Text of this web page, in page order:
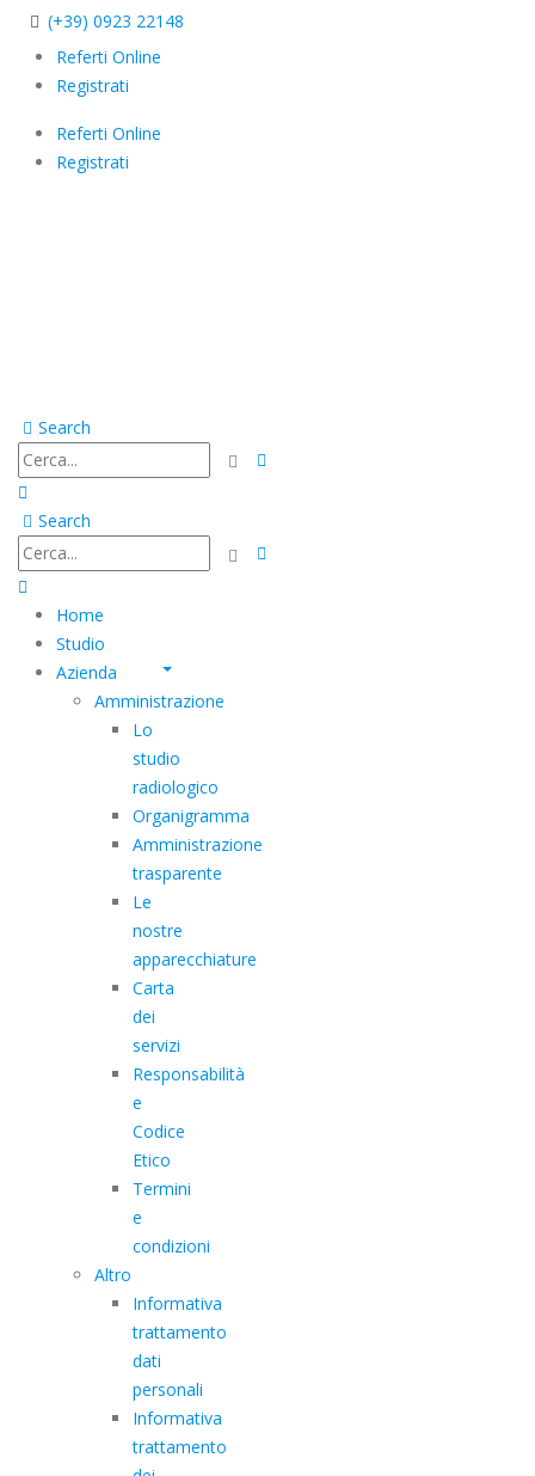
(+39) 0923 22148
Referti Online
Registrati
Referti Online
Registrati
Search
Search
Home
Studio
Azienda
Amministrazione
Lo
studio
radiologico
Organigramma
Amministrazione
trasparente
Le
nostre
apparecchiature
Carta
dei
servizi
Responsabilità
e
Codice
Etico
Termini
e
condizioni
Altro
Informativa
trattamento
dati
personali
Informativa
trattamento